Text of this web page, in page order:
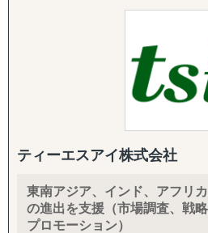
海外進出をご検討されている企業
「はじめての国・地域」だからこ
は、協業することは重要な要素と
自信をもって、提携企業様をご提
で、ぜひ一度ご相談ください。
食品・化粧品の米国販売に不可欠
ト代行・全般コンサルティングま
入代行、現地倉庫・物流オペレー
を代行・伴走します。
社内に海外事業の専門人材がいな
の壁打ち相手」として、継続的に
し、責任を持って成果にコミット
入口から拡大までをつなぐパッケ
・現地に根付いたローカルメンバ
働した伴走型ハンズオン支援、顧
・マッキンゼー/ボストンコンサ
・コンサルティング事業と併行し
する自社事業群（パーソナルケア
教育など）の海外展開実績に基づ
を提供
ティーエスアイ株式会社
東南アジア、インド、アフリ
の進出を支援（市場調査、戦
プロモーション）